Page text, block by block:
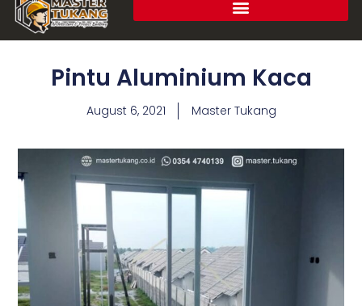
Pintu Aluminium Kaca
August 6, 2021 Master Tukang